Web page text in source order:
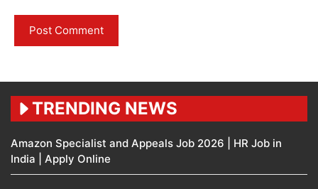
TRENDING NEWS
Amazon Specialist and Appeals Job 2026 | HR Job in
India | Apply Online